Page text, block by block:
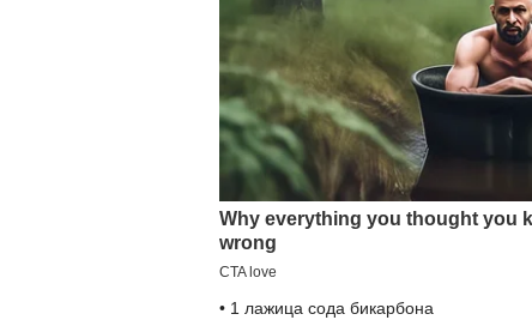
• 1 лажица сода бикарбона